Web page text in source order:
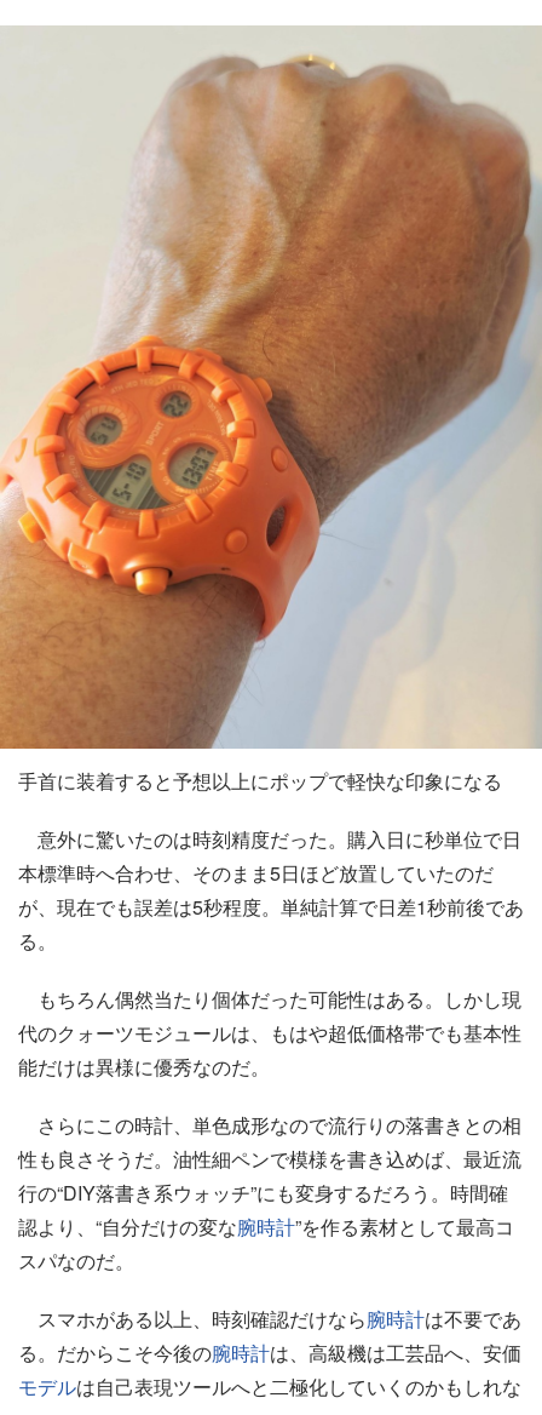
手首に装着すると予想以上にポップで軽快な印象になる
意外に驚いたのは時刻精度だった。購入日に秒単位で日
本標準時へ合わせ、そのまま5日ほど放置していたのだ
が、現在でも誤差は5秒程度。単純計算で日差1秒前後であ
る。
もちろん偶然当たり個体だった可能性はある。しかし現
代のクォーツモジュールは、もはや超低価格帯でも基本性
能だけは異様に優秀なのだ。
さらにこの時計、単色成形なので流行りの落書きとの相
性も良さそうだ。油性細ペンで模様を書き込めば、最近流
行の“DIY落書き系ウォッチ”にも変身するだろう。時間確
認より、“自分だけの変な腕時計”を作る素材として最高コ
スパなのだ。
スマホがある以上、時刻確認だけなら腕時計は不要であ
る。だからこそ今後の腕時計は、高級機は工芸品へ、安価
モデルは自己表現ツールへと二極化していくのかもしれな